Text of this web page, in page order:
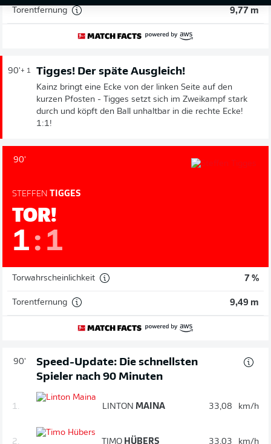
Torentfernung 9,77 m
90'+ 1 Tigges! Der späte Ausgleich!
Kainz bringt eine Ecke von der linken Seite auf den
kurzen Pfosten - Tigges setzt sich im Zweikampf stark
durch und köpft den Ball unhaltbar in die rechte Ecke!
1:1!
90'
STEFFEN TIGGES
TOR!
1: 1
Torwahrscheinlichkeit 7 %
Torentfernung 9,49 m
90'
Speed-Update: Die schnellsten
Spieler nach 90 Minuten
1. LINTON MAINA 33,08 km/h
2. TIMO HÜBERS 33,03 km/h